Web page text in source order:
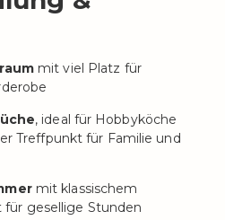
mit viel Platz für
, ideal für Hobbyköche
Treffpunkt für Familie und
mit klassischem
für gesellige Stunden